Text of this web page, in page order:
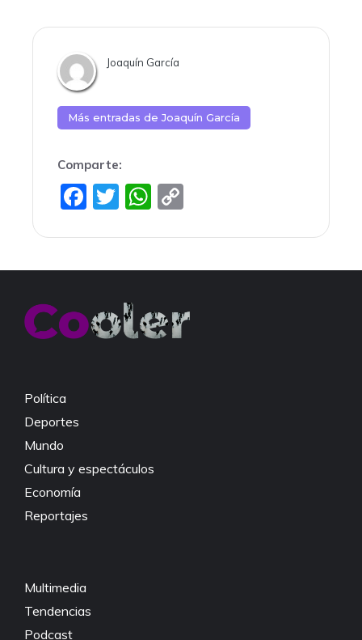
Joaquín García
Más entradas deJoaquín García
Comparte:
F
c
e
o
T
itt
er
W
at
s
p
p
y
n
Política
Deportes
Mundo
Cultura y espectáculos
Economía
Reportajes
Multimedia
Tendencias
Podcast